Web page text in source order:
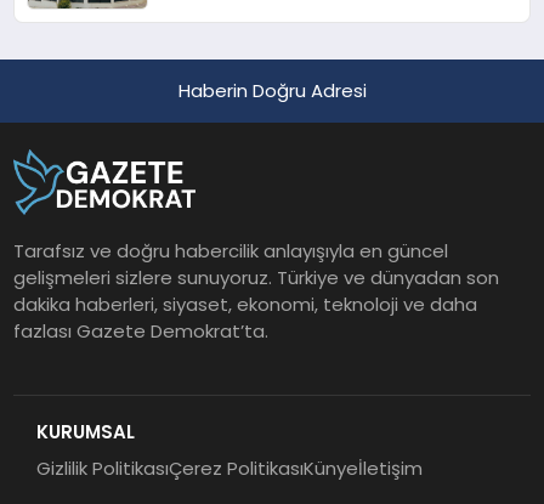
Haberin Doğru Adresi
Tarafsız ve doğru habercilik anlayışıyla en güncel
gelişmeleri sizlere sunuyoruz. Türkiye ve dünyadan son
dakika haberleri, siyaset, ekonomi, teknoloji ve daha
fazlası Gazete Demokrat’ta.
KURUMSAL
Gizlilik PolitikasıÇerez PolitikasıKünyeİletişim